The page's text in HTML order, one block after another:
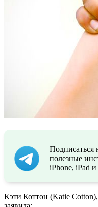
Подписаться
полезные
iPhone, iPad
Кэти Коттон (Katie